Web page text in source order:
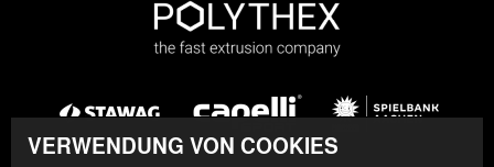
VERWENDUNG VON COOKIES